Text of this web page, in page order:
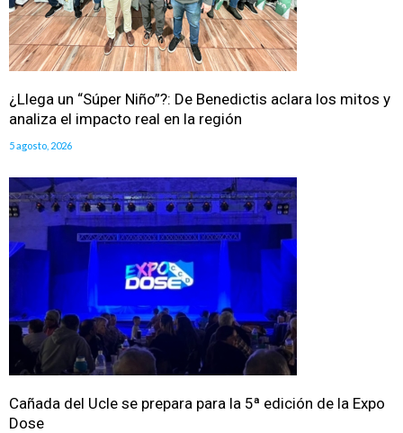
¿Llega un “Súper Niño”?: De Benedictis aclara los mitos y
analiza el impacto real en la región
5 agosto, 2026
Cañada del Ucle se prepara para la 5ª edición de la Expo
Dose